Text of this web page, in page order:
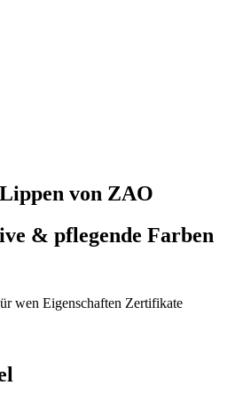
von ZAO
& pflegende Farben
wen Eigenschaften Zertifikate